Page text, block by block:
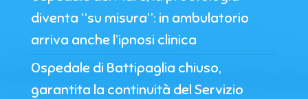
diventa “su misura”: in ambulatorio
arriva anche l’ipnosi clinica
Ospedale di Battipaglia chiuso,
garantita la continuità del Servizio